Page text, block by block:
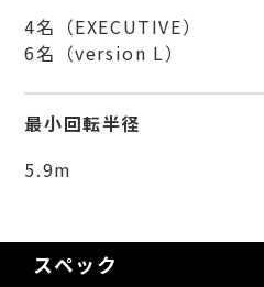
4名（EXECUTIVE）
6名（version L）
最小回転半径
5.9m
スペック